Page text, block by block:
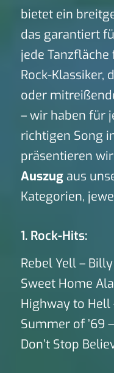
bietet ein
das garantiert
jede
Rock-Klassiker,
oder
– wir haben für
richtigen Song
präsentieren
Auszugaus
Kategorien,
1. Rock-Hits:
Rebel Yell –
Sweet Home
Highway to Hell
Summer of ’69
Don’t Stop